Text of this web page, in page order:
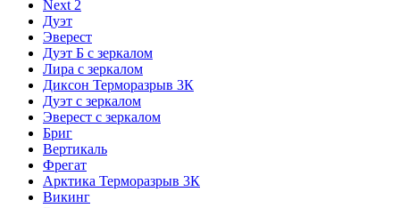
Next 2
Дуэт
Эверест
Дуэт Б с зеркалом
Лира с зеркалом
Диксон Терморазрыв 3К
Дуэт с зеркалом
Эверест с зеркалом
Бриг
Вертикаль
Фрегат
Арктика Терморазрыв 3К
Викинг